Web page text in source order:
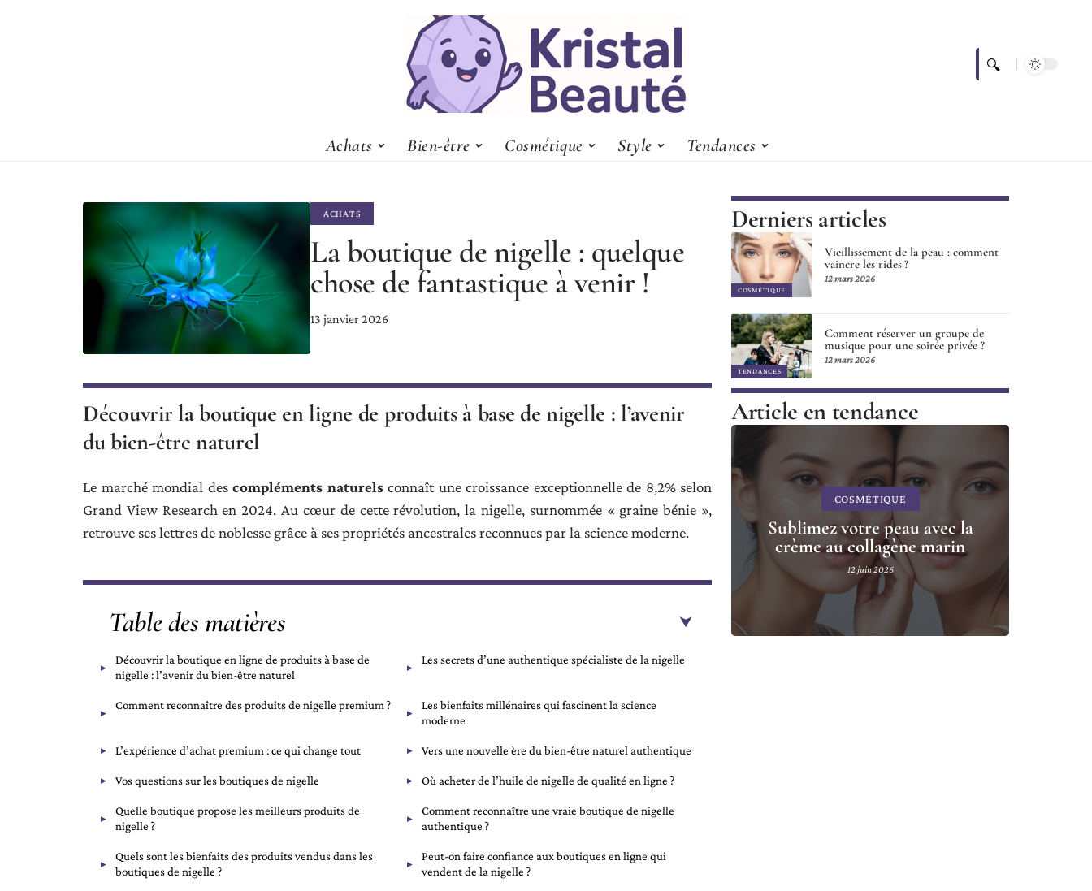
Achats Bien-être Cosmétique Style Tendances
ACHATS
La boutique de nigelle : quelque
chose de fantastique à venir !
13 janvier 2026
Découvrir la boutique en ligne de produits à base de nigelle : l’avenir
du bien-être naturel
Le marché mondial des compléments naturelsconnaît une croissance exceptionnelle de 8,2% selon
Grand View Research en 2024. Au cœur de cette révolution, la nigelle, surnommée « graine bénie »,
retrouve ses lettres de noblesse grâce à ses propriétés ancestrales reconnues par la science moderne.
Table des matières
Découvrir la boutique en ligne de produits à base de
nigelle : l’avenir du bien-être naturel
Les secrets d’une authentique spécialiste de la nigelle
Comment reconnaître des produits de nigelle premium ?
Les bienfaits millénaires qui fascinent la science
moderne
L’expérience d’achat premium : ce qui change tout Vers une nouvelle ère du bien-être naturel authentique
Vos questions sur les boutiques de nigelle Où acheter de l’huile de nigelle de qualité en ligne ?
Quelle boutique propose les meilleurs produits de
nigelle ?
Comment reconnaître une vraie boutique de nigelle
authentique ?
Quels sont les bienfaits des produits vendus dans les
boutiques de nigelle ?
Peut-on faire confiance aux boutiques en ligne qui
vendent de la nigelle ?
Derniers articles
COSMÉTIQUE
Vieillissement de la peau : comment
vaincre les rides ?
12 mars 2026
TENDANCES
Comment réserver un groupe de
musique pour une soirée privée ?
12 mars 2026
Article en tendance
COSMÉTIQUE
Sublimez votre peau avec la
crème au collagène marin
12 juin 2026